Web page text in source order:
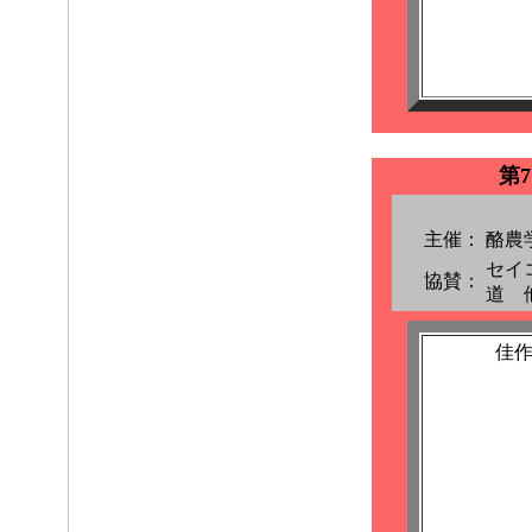
第
主催： 酪農
協賛：
セイ
道
佳